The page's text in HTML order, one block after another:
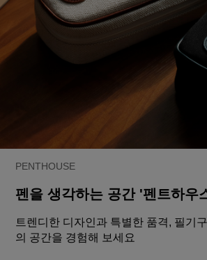
PENTHOUSE
펜을 생각하는 공간 '펜트하우
트렌디한 디자인과 특별한 품격, 필기
의 공간을 경험해 보세요